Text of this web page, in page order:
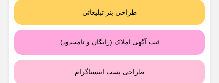
طراحی بنر تبلیغاتی
ثبت آگهی املاک (رایگان و نامحدود)
طراحی پست اینستاگرام